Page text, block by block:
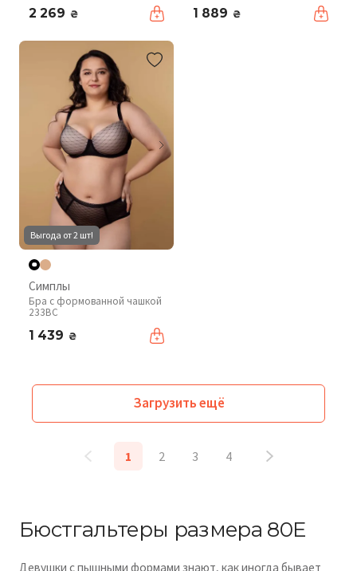
2 269 ₴ 1 889 ₴
Выгода от 2 шт!
Симплы
Бра с формованной чашкой
233BC
1 439 ₴
Загрузить ещё
1 2 3 4
Бюстгальтеры размера 80E
Девушки с пышными формами знают, как иногда бывает